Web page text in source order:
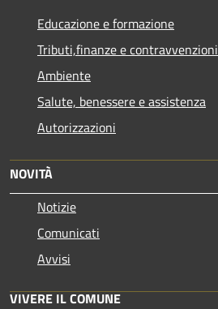
Educazione e formazione
Tributi,finanze e contravvenzioni
Ambiente
Salute, benessere e assistenza
Autorizzazioni
NOVITÀ
Notizie
Comunicati
Avvisi
VIVERE IL COMUNE